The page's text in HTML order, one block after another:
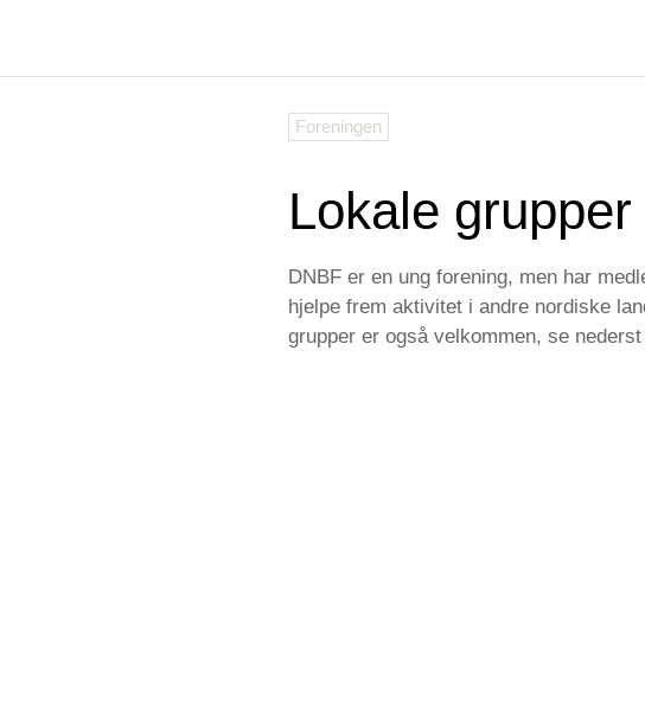
content
Foreningen
Lokale grupper
DNBF er en ung forening, men har
hjelpe frem aktivitet i andre nordiske
grupper er også velkommen, se